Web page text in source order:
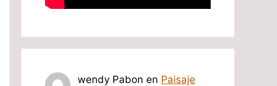
wendy Pabon en Paisaje